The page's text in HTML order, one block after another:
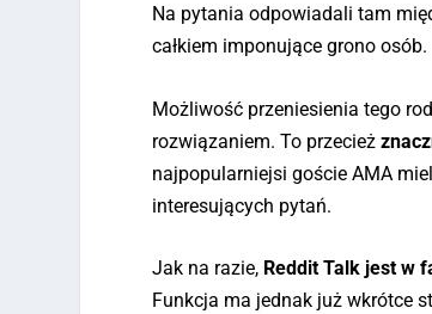
Na pytania odpowiadali tam
całkiem imponujące grono osób.
Możliwość przeniesienia tego
rozwiązaniem. To przecież
najpopularniejsi goście AMA
interesujących pytań.
Jak na razie, Reddit Talk jest w
Funkcja ma jednak już wkrótce